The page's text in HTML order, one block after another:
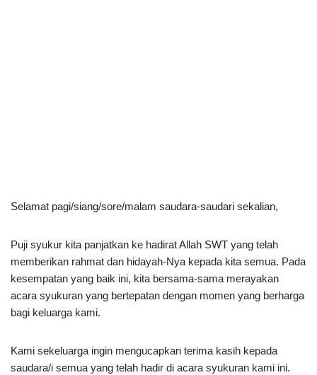
Selamat pagi/siang/sore/malam saudara-saudari sekalian,
Puji syukur kita panjatkan ke hadirat Allah SWT yang telah
memberikan rahmat dan hidayah-Nya kepada kita semua. Pada
kesempatan yang baik ini, kita bersama-sama merayakan
acara syukuran yang bertepatan dengan momen yang berharga
bagi keluarga kami.
Kami sekeluarga ingin mengucapkan terima kasih kepada
saudara/i semua yang telah hadir di acara syukuran kami ini.